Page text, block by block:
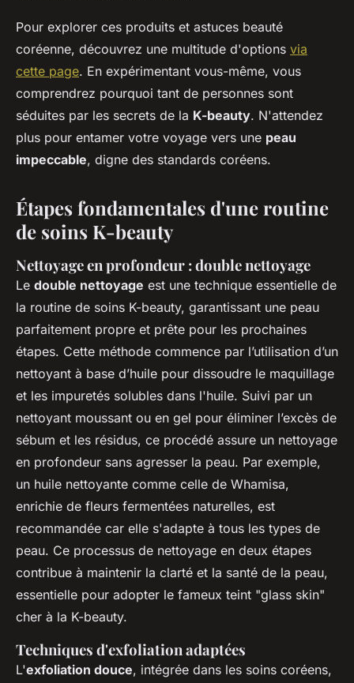
Pour explorer ces produits et astuces beauté
coréenne, découvrez une multitude d'options via
cette page. En expérimentant vous-même, vous
comprendrez pourquoi tant de personnes sont
séduites par les secrets de la K-beauty. N'attendez
plus pour entamer votre voyage vers une peau
impeccable, digne des standards coréens.
Étapes fondamentales d'une routine
de soins K-beauty
Nettoyage en profondeur : double nettoyage
Le double nettoyage est une technique essentielle de
la routine de soins K-beauty, garantissant une peau
parfaitement propre et prête pour les prochaines
étapes. Cette méthode commence par l’utilisation d’un
nettoyant à base d’huile pour dissoudre le maquillage
et les impuretés solubles dans l'huile. Suivi par un
nettoyant moussant ou en gel pour éliminer l’excès de
sébum et les résidus, ce procédé assure un nettoyage
en profondeur sans agresser la peau. Par exemple,
un huile nettoyante comme celle de Whamisa,
enrichie de fleurs fermentées naturelles, est
recommandée car elle s'adapte à tous les types de
peau. Ce processus de nettoyage en deux étapes
contribue à maintenir la clarté et la santé de la peau,
essentielle pour adopter le fameux teint "glass skin"
cher à la K-beauty.
Techniques d'exfoliation adaptées
L'exfoliation douce, intégrée dans les soins coréens,